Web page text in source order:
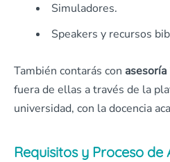
Simuladores.
Speakers y recursos
También contarás con
fuera de ellas a través de la
universidad, con la docencia
Requisitos y Proceso de